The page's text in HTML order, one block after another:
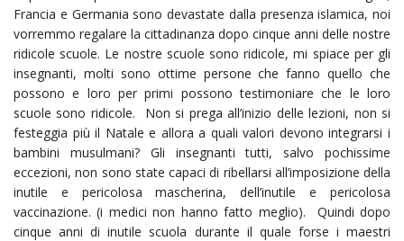
Francia e Germania sono devastate dalla presenza islamica, noi
vorremmo regalare la cittadinanza dopo cinque anni delle nostre
ridicole scuole. Le nostre scuole sono ridicole, mi spiace per gli
insegnanti, molti sono ottime persone che fanno quello che
possono e loro per primi possono testimoniare che le loro
scuole sono ridicole. Non si prega all’inizio delle lezioni, non si
festeggia più il Natale e allora a quali valori devono integrarsi i
bambini musulmani? Gli insegnanti tutti, salvo pochissime
eccezioni, non sono state capaci di ribellarsi all’imposizione della
inutile e pericolosa mascherina, dell’inutile e pericolosa
vaccinazione. (i medici non hanno fatto meglio). Quindi dopo
cinque anni di inutile scuola durante il quale forse i maestri